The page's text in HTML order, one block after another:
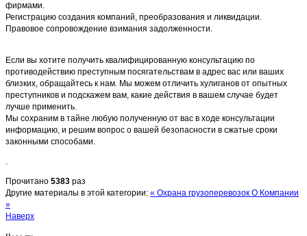
фирмами.
Регистрацию создания компаний, преобразования и ликвидации.
Правовое сопровождение взимания задолженности.
Если вы хотите получить квалифицированную консультацию по
противодействию преступным посягательствам в адрес вас или ваших
близких, обращайтесь к нам. Мы можем отличить хулиганов от опытных
преступников и подскажем вам, какие действия в вашем случае будет
лучше применить.
Мы сохраним в тайне любую полученную от вас в ходе консультации
информацию, и решим вопрос о вашей безопасности в сжатые сроки
законными способами.
.
Прочитано 5383 раз
Другие материалы в этой категории: « Охрана грузоперевозок О Компании
»
Наверх